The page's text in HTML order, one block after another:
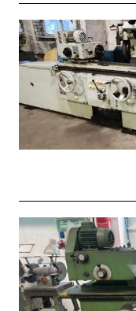
An fabricație:
Sistem de control
Diametrul maxim al
Lungimea maximă de
Greutatea maximă a
Dispozitiv pt. rectificare
Dimensiunile mașinii L x
An fabricație:
Sistem de control
Diametrul maxim al
Lungimea maximă de
Greutatea maximă a
Dispozitiv pt. rectificare